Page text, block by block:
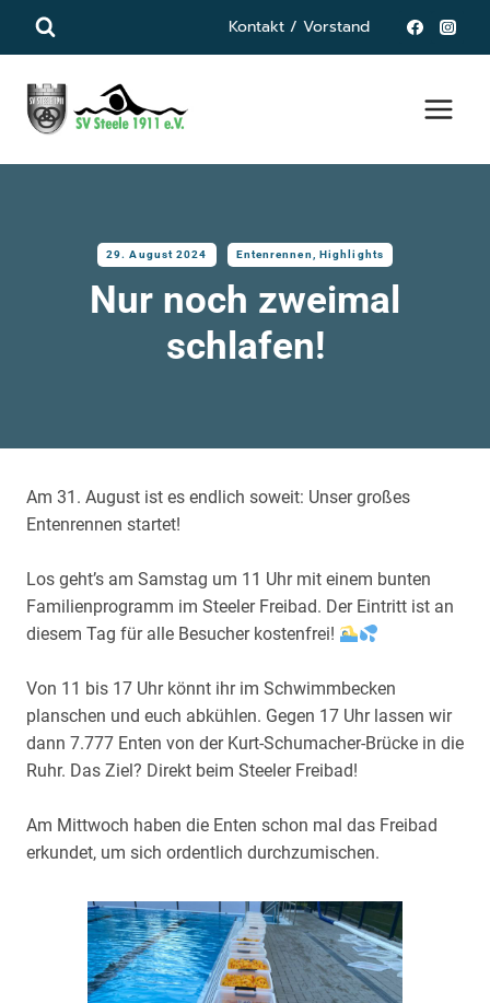
Inhalt
Kontakt / Vorstand
29. August 2024 Entenrennen Highlights
Nur noch zweimal
schlafen!
Am 31. August ist es endlich soweit: Unser großes
Entenrennen startet!
Los geht’s am Samstag um 11 Uhr mit einem bunten
Familienprogramm im Steeler Freibad. Der Eintritt ist an
diesem Tag für alle Besucher kostenfrei!
Von 11 bis 17 Uhr könnt ihr im Schwimmbecken
planschen und euch abkühlen. Gegen 17 Uhr lassen wir
dann 7.777 Enten von der Kurt-Schumacher-Brücke in die
Ruhr. Das Ziel? Direkt beim Steeler Freibad!
Am Mittwoch haben die Enten schon mal das Freibad
erkundet, um sich ordentlich durchzumischen.